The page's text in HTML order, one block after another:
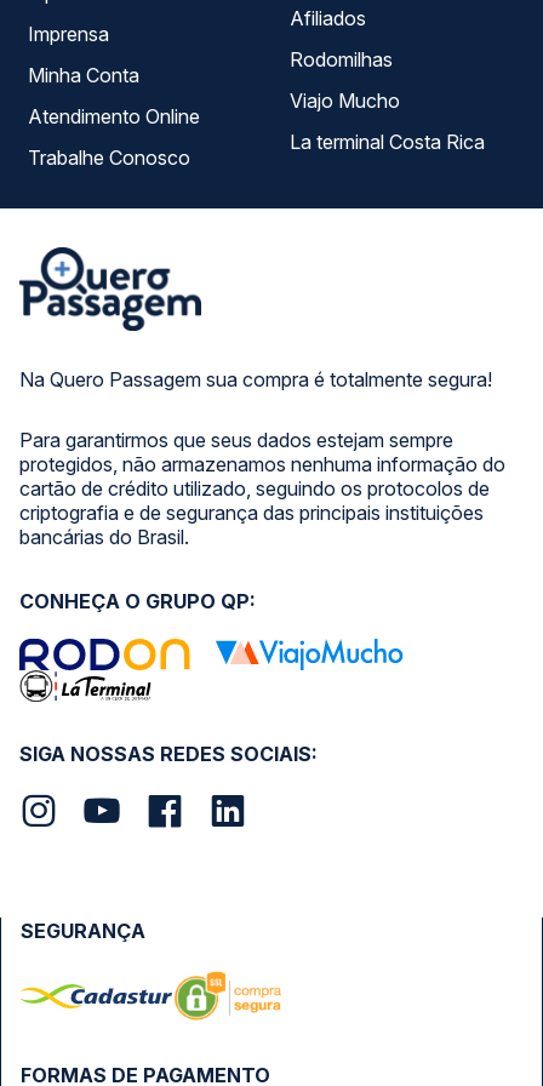
Na Quero Passagem sua compra é totalmente segura!
Para garantirmos que seus dados estejam sempre
protegidos, não armazenamos nenhuma informação do
cartão de crédito utilizado, seguindo os protocolos de
criptografia e de segurança das principais instituições
bancárias do Brasil.
Imprensa
Minha Conta
Atendimento Online
Trabalhe Conosco
Afiliados
Rodomilhas
Viajo Mucho
La terminal Costa Rica
SIGA NOSSAS REDES SOCIAIS:
CONHEÇA O GRUPO QP:
FORMAS DE PAGAMENTO
SEGURANÇA